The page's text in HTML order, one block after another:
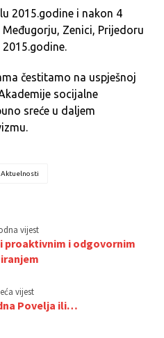
2015.godine i nakon 4
Zenici, Prijedoru
čestitamo na uspješnoj
socijalne
sreće u daljem
Aktuelnosti
vijest
i odgovornim
vijest
Povelja ili…